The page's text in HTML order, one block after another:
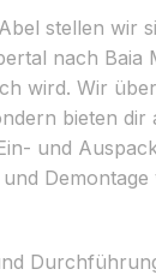
stellen wir
nach Baia
wird. Wir
bieten dir
und